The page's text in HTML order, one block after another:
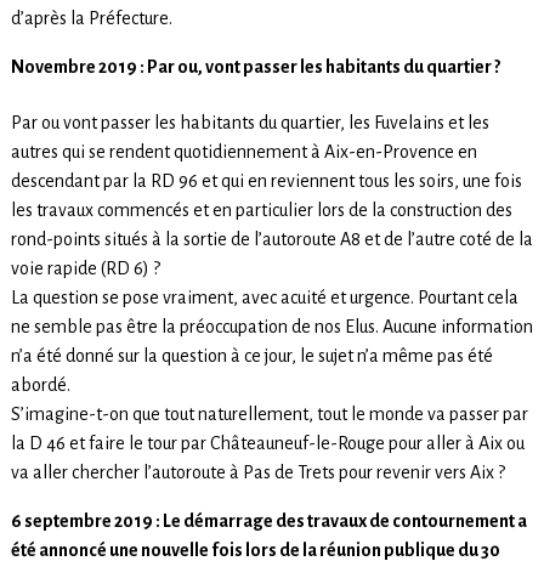
d’après la Préfecture.
Novembre 2019 : Par ou, vont passer les habitants du quartier?
Par ou vont passer les habitants du quartier, les Fuvelains et les
autres qui se rendent quotidiennement à Aix-en-Provence en
descendant par la RD 96 et qui en reviennent tous les soirs, une fois
les travaux commencés et en particulier lors de la construction des
rond-points situés à la sortie de l’autoroute A8 et de l’autre coté de la
voie rapide (RD 6) ?
La question se pose vraiment, avec acuité et urgence. Pourtant cela
ne semble pas être la préoccupation de nos Elus. Aucune information
n’a été donné sur la question à ce jour, le sujet n’a même pas été
abordé.
S’imagine-t-on que tout naturellement, tout le monde va passer par
la D 46 et faire le tour par Châteauneuf-le-Rouge pour aller à Aix ou
va aller chercher l’autoroute à Pas de Trets pour revenir vers Aix ?
6 septembre 2019 : Le démarrage des travaux de contournement a
été annoncé une nouvelle fois lors de la réunion publique du 30